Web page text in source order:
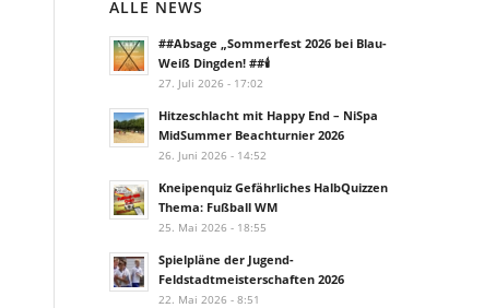
ALLE NEWS
##Absage „Sommerfest 2026 bei Blau-
Weiß Dingden! ##🕯️
27. Juli 2026 - 17:02
Hitzeschlacht mit Happy End – NiSpa
MidSummer Beachturnier 2026
26. Juni 2026 - 14:52
Kneipenquiz Gefährliches HalbQuizzen
Thema: Fußball WM
25. Mai 2026 - 18:55
Spielpläne der Jugend-
Feldstadtmeisterschaften 2026
22. Mai 2026 - 8:51